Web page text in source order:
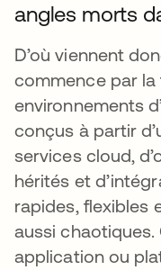
angles morts
D’où viennent
commence par
environnements
conçus à partir
services cloud,
hérités et
rapides, flexibles
aussi chaotiques.
application ou